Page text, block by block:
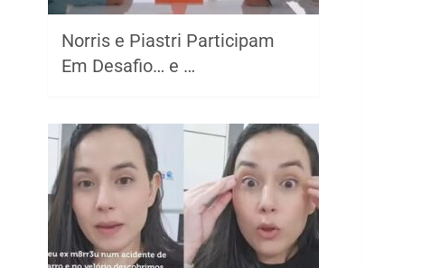
Norris e Piastri Participam
Em Desafio… e …